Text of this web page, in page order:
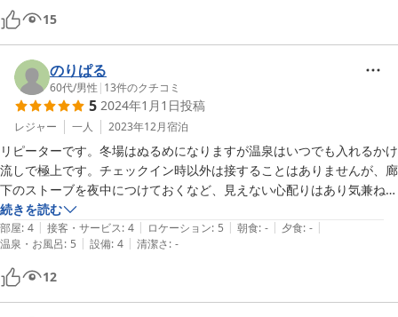
チェックアウト後も車を停められて着替えも出来てとても助かりまし
た。
ゲレンデまで徒歩1〜2分なのでとても便利。
また伺いたいなぁと思っています！
15
のりぱる
60代/男性 | 13件のクチコミ
5 2024年1月1日投稿
レジャー 一人 2023年12月宿泊
リピーターです。冬場はぬるめになりますが温泉はいつでも入れるかけ
流しで極上です。チェックイン時以外は接することはありませんが、廊
下のストーブを夜中につけておくなど、見えない心配りはあり気兼ねな
く利用できます。難を言えば不定期に休みが入るので今回も連泊できま
せんでした。
また利用させていただきます。
続きを読む
部屋: 4 | 接客・サービス: 4 | ロケーション: 5 | 朝食: - | 夕食: - |
温泉・お風呂: 5 | 設備: 4 | 清潔さ: -
12